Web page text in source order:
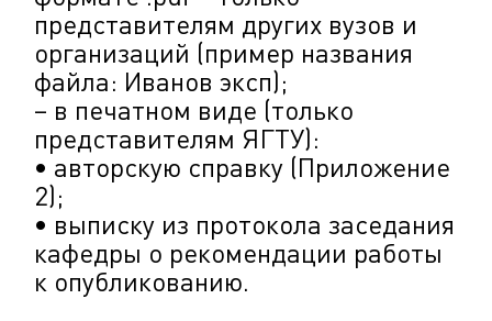
представителям других вузов и
организаций (пример названия
файла: Иванов эксп);
– в печатном виде (только
представителям ЯГТУ):
• авторскую справку (Приложение
2);
• выписку из протокола заседания
кафедры о рекомендации работы
к опубликованию.